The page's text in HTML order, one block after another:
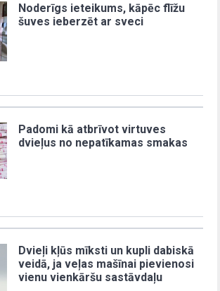
Noderīgs ieteikums, kāpēc flīžu
šuves ieberzēt ar sveci
Padomi kā atbrīvot virtuves
dvieļus no nepatīkamas smakas
Dvieļi kļūs mīksti un kupli dabiskā
veidā, ja veļas mašīnai pievienosi
vienu vienkāršu sastāvdaļu